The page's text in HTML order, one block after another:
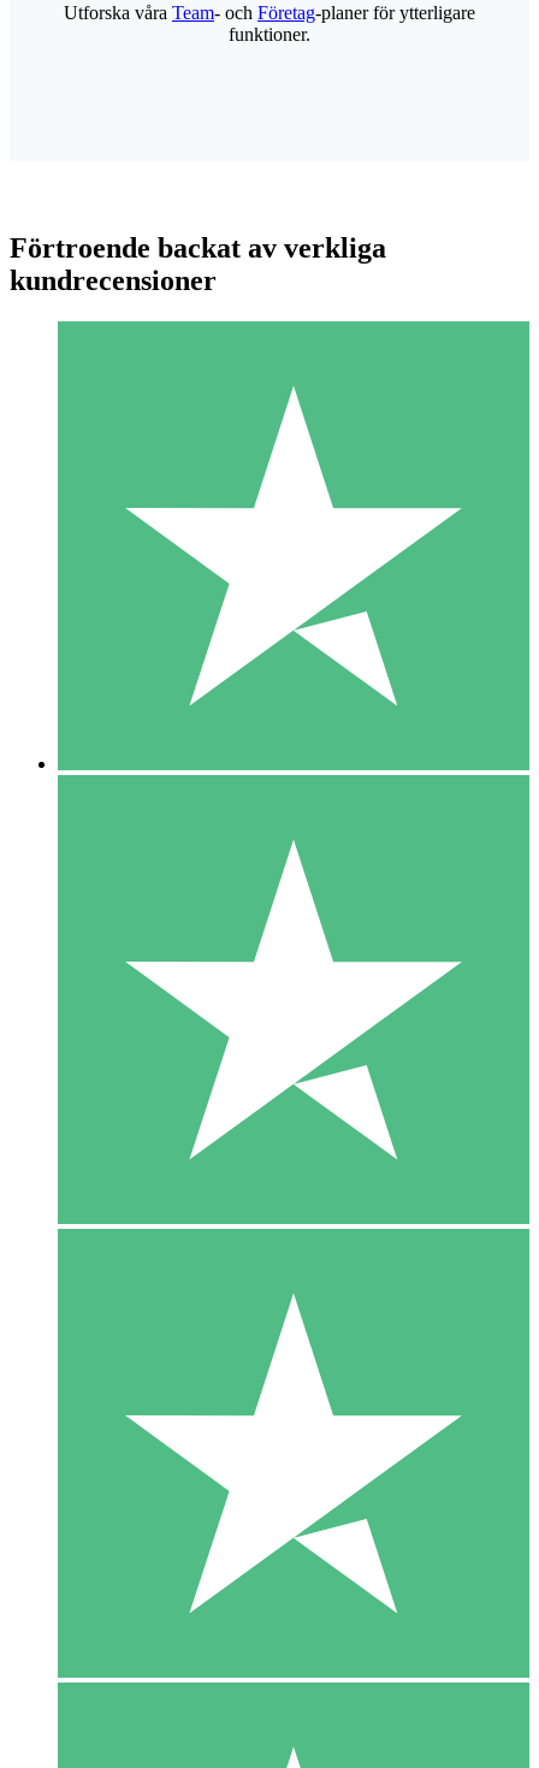
Individuella Kreditpaket
Betala per användning med nedladdningskrediter. Inget
1 Nedladdningar
10 00
10 Nedladdningar
20 00
Utforska våra Team- och Företag-planer för ytterligare
funktioner.
Förtroende backat av verkliga
kundrecensioner